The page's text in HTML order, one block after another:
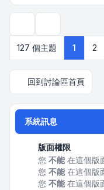
127 個主題
1 2
回到討論區首頁
系統訊息
版面權限
您 不能在這個版
您 不能在這個版
您 不能在這個版